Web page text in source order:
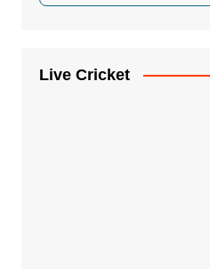
Live Cricket